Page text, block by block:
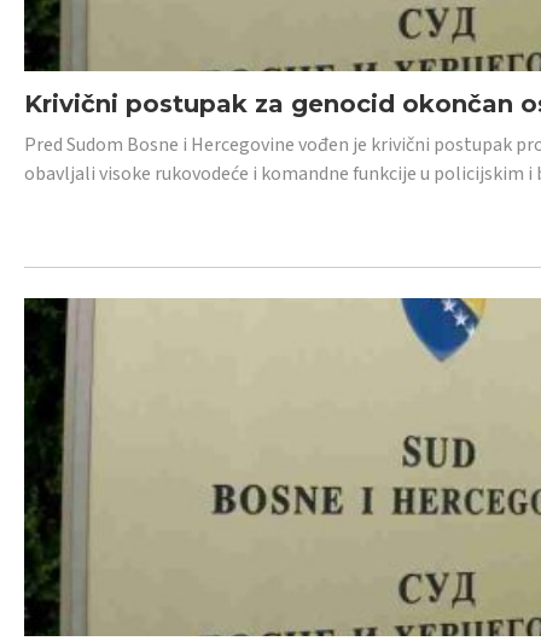
Krivični postupak za genocid okončan
Pred Sudom Bosne i Hercegovine vođen je krivični postupak
obavljali visoke rukovodeće i komandne funkcije u policijskim